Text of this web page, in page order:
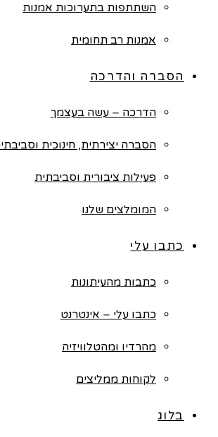
השתתפות בתערוכות אמנות
אמנות רב תחומית
הסברה והדרכה
הדרכה – עשה בעצמך
הסברה יצירתית, חינוכית
פעילות ציבורית וסביבתית
המומלצים שלנו
כתבו עלי
כתבות מהעיתונות
כתבו עלי – אינטרנט
מהרדיו ומהטלוויזיה
לקוחות ממליצים
בלוג